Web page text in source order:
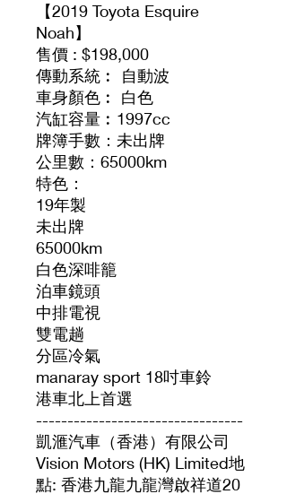
【2019 Toyota Esquire
Noah】
售價 : $198,000
傳動系統︰ 自動波
車身顏色︰ 白色
汽缸容量︰1997cc
牌簿手數：未出牌
公里數：65000km
特色：
19年製
未出牌
65000km
白色深啡籠
泊車鏡頭
中排電視
雙電趟
分區冷氣
manaray sport 18吋車鈴
港車北上首選
---------------------------------
凱滙汽車（香港）有限公司
Vision Motors (HK) Limited地
點: 香港九龍九龍灣啟祥道20